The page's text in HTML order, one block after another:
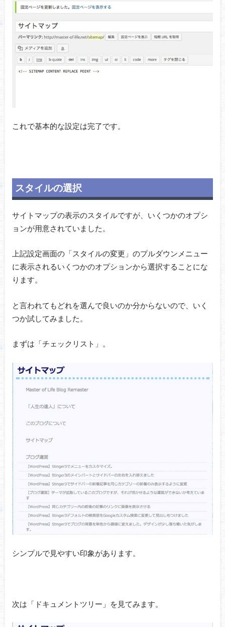
これで基本的な設定は完了です。
スタイルの選択
サイトマップの表示のスタイルですが、いくつかのオプシ
ョンが用意されていました。
上記設定画面の「スタイルの変更」のプルダウンメニュー
に表示されるいくつかのオプションから選択することにな
ります。
と言われてもどれを選んで良いのか分からないので、いく
つか試してみました。
まずは「チェックリスト」。
シンプルで見やすい印象があります。
次は「ドキュメントツリー」を見てみます。